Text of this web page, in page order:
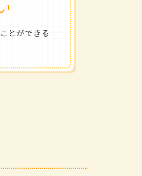
とができる